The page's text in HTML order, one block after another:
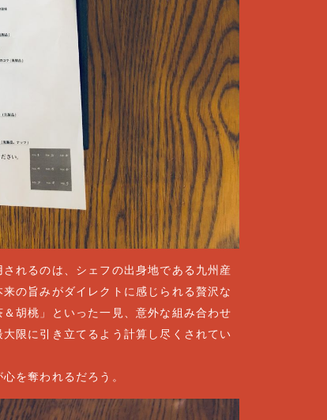
れるのは、シェフの出身地である九州産
の旨みがダイレクトに感じられる贅沢な
胡桃」といった一見、意外な組み合わせ
限に引き立てるよう計算し尽くされてい
を奪われるだろう。